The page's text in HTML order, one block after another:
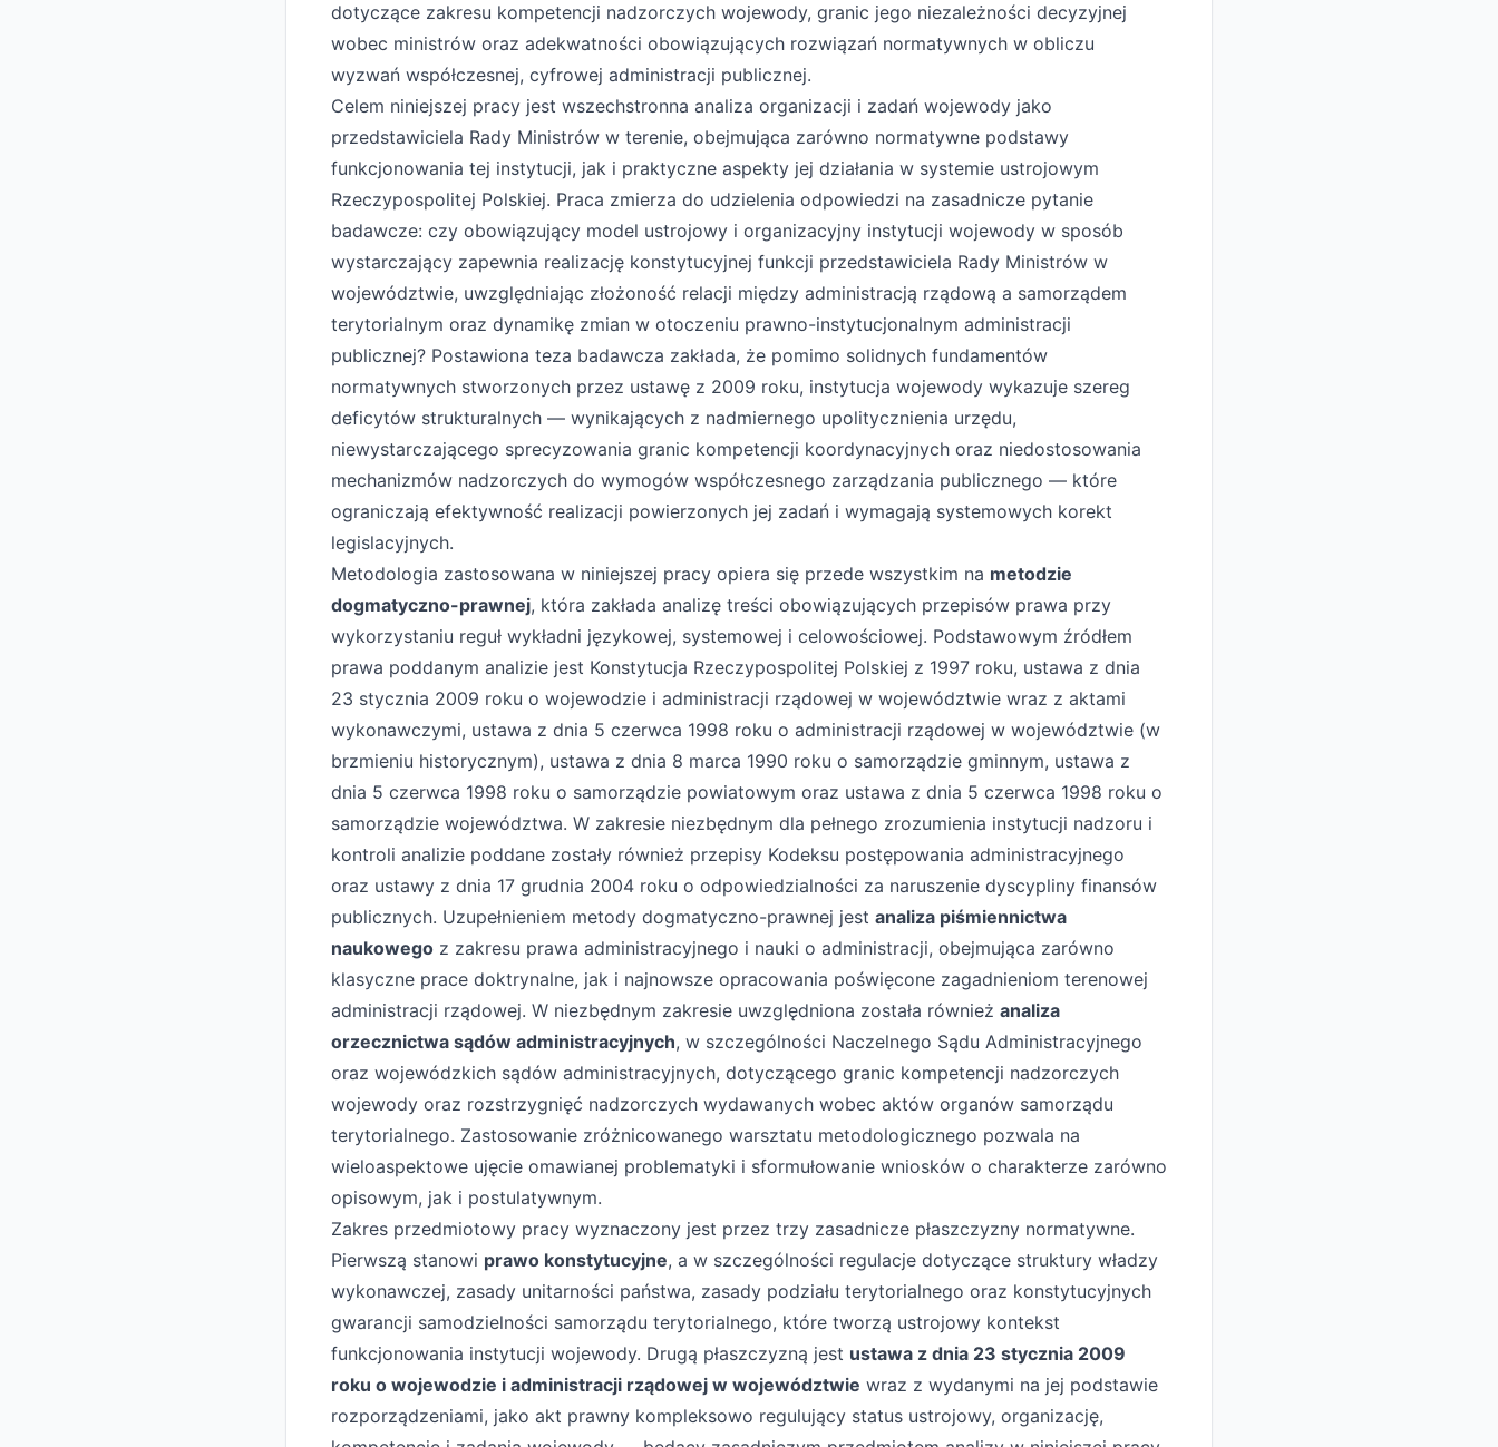
dotyczące zakresu kompetencji nadzorczych wojewody, granic jego niezależności decyzyjnej
wobec ministrów oraz adekwatności obowiązujących rozwiązań normatywnych w obliczu
wyzwań współczesnej, cyfrowej administracji publicznej.
Celem niniejszej pracy jest wszechstronna analiza organizacji i zadań wojewody jako
przedstawiciela Rady Ministrów w terenie, obejmująca zarówno normatywne podstawy
funkcjonowania tej instytucji, jak i praktyczne aspekty jej działania w systemie ustrojowym
Rzeczypospolitej Polskiej. Praca zmierza do udzielenia odpowiedzi na zasadnicze pytanie
badawcze: czy obowiązujący model ustrojowy i organizacyjny instytucji wojewody w sposób
wystarczający zapewnia realizację konstytucyjnej funkcji przedstawiciela Rady Ministrów w
województwie, uwzględniając złożoność relacji między administracją rządową a samorządem
terytorialnym oraz dynamikę zmian w otoczeniu prawno-instytucjonalnym administracji
publicznej? Postawiona teza badawcza zakłada, że pomimo solidnych fundamentów
normatywnych stworzonych przez ustawę z 2009 roku, instytucja wojewody wykazuje szereg
deficytów strukturalnych — wynikających z nadmiernego upolitycznienia urzędu,
niewystarczającego sprecyzowania granic kompetencji koordynacyjnych oraz niedostosowania
mechanizmów nadzorczych do wymogów współczesnego zarządzania publicznego — które
ograniczają efektywność realizacji powierzonych jej zadań i wymagają systemowych korekt
legislacyjnych.
Metodologia zastosowana w niniejszej pracy opiera się przede wszystkim na metodzie
dogmatyczno-prawnej, która zakłada analizę treści obowiązujących przepisów prawa przy
wykorzystaniu reguł wykładni językowej, systemowej i celowościowej. Podstawowym źródłem
prawa poddanym analizie jest Konstytucja Rzeczypospolitej Polskiej z 1997 roku, ustawa z dnia
23 stycznia 2009 roku o wojewodzie i administracji rządowej w województwie wraz z aktami
wykonawczymi, ustawa z dnia 5 czerwca 1998 roku o administracji rządowej w województwie (w
brzmieniu historycznym), ustawa z dnia 8 marca 1990 roku o samorządzie gminnym, ustawa z
dnia 5 czerwca 1998 roku o samorządzie powiatowym oraz ustawa z dnia 5 czerwca 1998 roku o
samorządzie województwa. W zakresie niezbędnym dla pełnego zrozumienia instytucji nadzoru i
kontroli analizie poddane zostały również przepisy Kodeksu postępowania administracyjnego
oraz ustawy z dnia 17 grudnia 2004 roku o odpowiedzialności za naruszenie dyscypliny finansów
publicznych. Uzupełnieniem metody dogmatyczno-prawnej jest analiza piśmiennictwa
naukowego z zakresu prawa administracyjnego i nauki o administracji, obejmująca zarówno
klasyczne prace doktrynalne, jak i najnowsze opracowania poświęcone zagadnieniom terenowej
administracji rządowej. W niezbędnym zakresie uwzględniona została również analiza
orzecznictwa sądów administracyjnych, w szczególności Naczelnego Sądu Administracyjnego
oraz wojewódzkich sądów administracyjnych, dotyczącego granic kompetencji nadzorczych
wojewody oraz rozstrzygnięć nadzorczych wydawanych wobec aktów organów samorządu
terytorialnego. Zastosowanie zróżnicowanego warsztatu metodologicznego pozwala na
wieloaspektowe ujęcie omawianej problematyki i sformułowanie wniosków o charakterze zarówno
opisowym, jak i postulatywnym.
Zakres przedmiotowy pracy wyznaczony jest przez trzy zasadnicze płaszczyzny normatywne.
Pierwszą stanowi prawo konstytucyjne, a w szczególności regulacje dotyczące struktury władzy
wykonawczej, zasady unitarności państwa, zasady podziału terytorialnego oraz konstytucyjnych
gwarancji samodzielności samorządu terytorialnego, które tworzą ustrojowy kontekst
funkcjonowania instytucji wojewody. Drugą płaszczyzną jest ustawa z dnia 23 stycznia 2009
roku o wojewodzie i administracji rządowej w województwie wraz z wydanymi na jej podstawie
rozporządzeniami, jako akt prawny kompleksowo regulujący status ustrojowy, organizację,